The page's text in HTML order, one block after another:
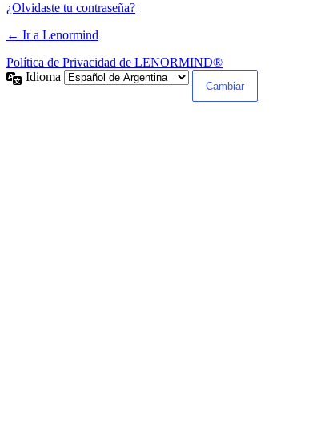
¿Olvidaste tu contraseña?
← Ir a Lenormind
Política de Privacidad de LENORMIND®
Idioma